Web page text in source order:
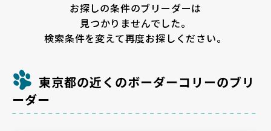
お探しの条件のブリーダーは
見つかりませんでした。
検索条件を変えて再度お探しください。
東京都の近くのボーダーコリーのブリ
ーダー